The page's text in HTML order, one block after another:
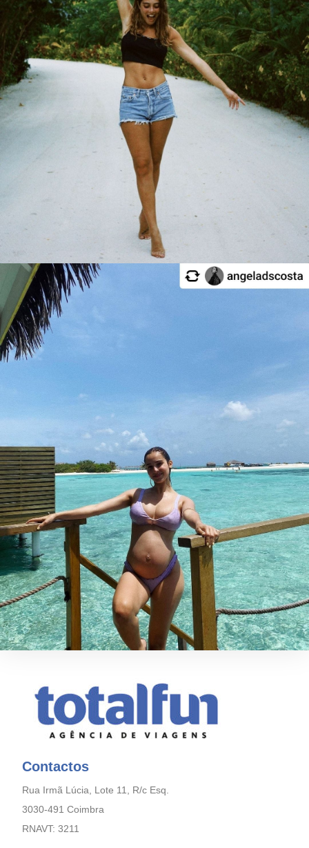
Contactos
Rua Irmã Lúcia, Lote 11, R/c Esq.
3030-491 Coimbra
RNAVT: 3211